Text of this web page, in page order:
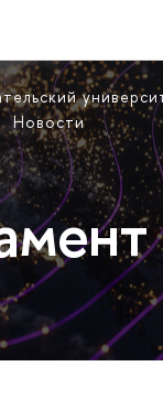
Новости